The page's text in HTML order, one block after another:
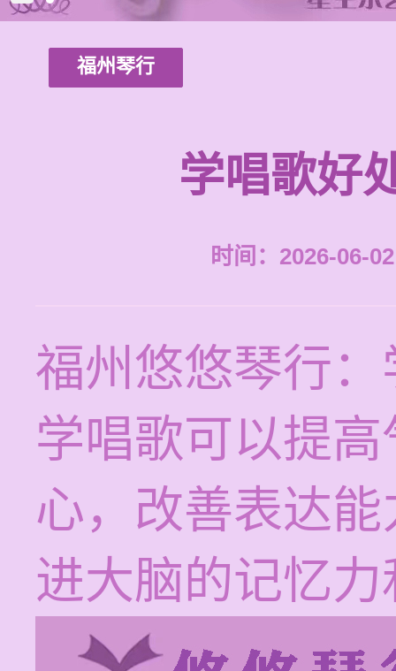
福州琴行
学唱歌好
时间：2026-06-
福州悠悠琴行
学唱歌可以提
心，改善表达
进大脑的记忆